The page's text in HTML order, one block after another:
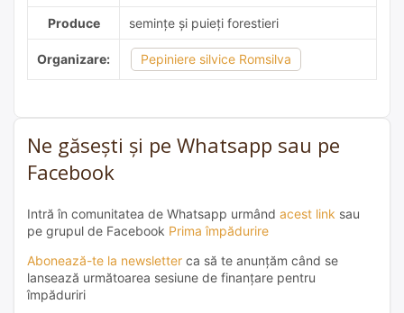
Produce semințe și puieți forestieri
Organizare: Pepiniere silvice Romsilva
Ne găsești și pe Whatsapp sau pe
Facebook
Intră în comunitatea de Whatsapp urmând acest link sau
pe grupul de Facebook Prima împădurire
Abonează-te la newsletter ca să te anunțăm când se
lansează următoarea sesiune de finanțare pentru
împăduriri